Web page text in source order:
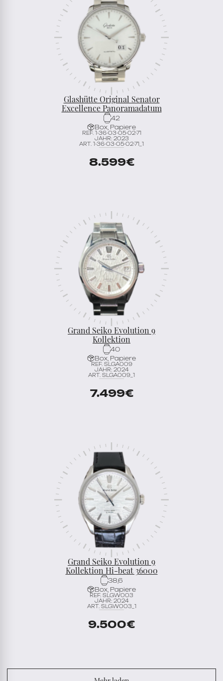
Glashütte Original Senator
Excellence Panoramadatum
42
Box, Papiere
REF. 1-36-03-05-02-71
JAHR: 2023
ART. 1-36-03-05-02-71_1
8.599€
Grand Seiko Evolution 9
Kollektion
40
Box, Papiere
REF. SLGA009
JAHR: 2024
ART. SLGA009_1
7.499€
Grand Seiko Evolution 9
Kollektion Hi-beat 36000
38,6
Box, Papiere
REF. SLGW003
JAHR: 2024
ART. SLGW003_1
9.500€